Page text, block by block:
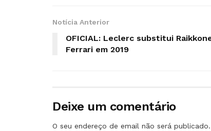
Notícia Anterior
OFICIAL: Leclerc substitui
Ferrari em 2019
Deixe um comentário
O seu endereço de email não será publicado.